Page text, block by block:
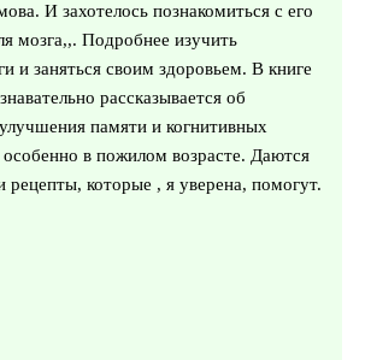
И захотелось познакомиться с его
мозга,,. Подробнее изучить
и заняться своим здоровьем. В книге
рассказывается об
памяти и когнитивных
в пожилом возрасте. Даются
рецепты, которые , я уверена, помогут.